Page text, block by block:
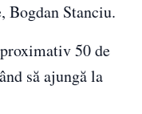
Bogdan Stanciu.
50 de
să ajungă la